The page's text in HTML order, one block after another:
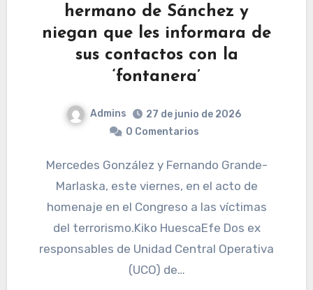
hermano de Sánchez y
niegan que les informara de
sus contactos con la
‘fontanera’
Admins
27 de junio de 2026
0 Comentarios
Mercedes González y Fernando Grande-
Marlaska, este viernes, en el acto de
homenaje en el Congreso a las víctimas
del terrorismo.Kiko HuescaEfe Dos ex
responsables de Unidad Central Operativa
(UCO) de…